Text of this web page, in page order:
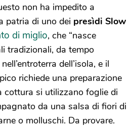
non ha impedito a
patria di uno dei presìdi Slow
di miglio, che “nasce
tradizionali, da tempo
dell’isola, e il
richiede una preparazione
cottura si utilizzano foglie di
da una salsa di fiori di
o molluschi. Da provare.